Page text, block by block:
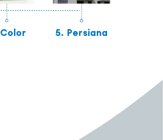
Color 5. Persiana